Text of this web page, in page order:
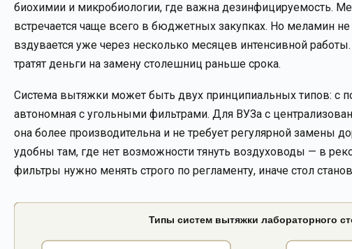
биохимии и микробиологии, где важна дезинфицируемость.
встречается чаще всего в бюджетных закупках. Но меламин
вздувается уже через несколько месяцев интенсивной
тратят деньги на замену столешниц раньше срока.
Система вытяжки может быть двух принципиальных типов: с
автономная с угольными фильтрами. Для ВУЗа с
она более производительна и не требует регулярной
удобны там, где нет возможности тянуть воздуховоды — в
фильтры нужно менять строго по регламенту, иначе стол
Типы систем вытяжки лабораторного